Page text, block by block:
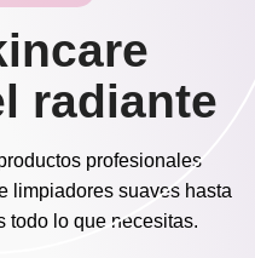
radiante
profesionales
limpiadores suaves hasta
todo lo que necesitas.